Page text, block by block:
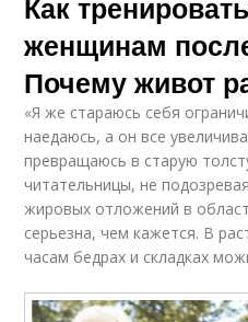
женщинам
Почему живот
«Я же стараюсь себя
наедаюсь, а он все
превращаюсь в старую
читательницы, не
жировых отложений в
серьезна, чем кажется. В
часам бедрах и складках